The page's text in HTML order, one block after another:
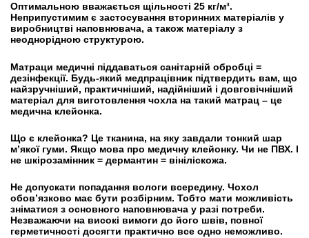
Оптимальною вважається щільності 25 кг/м³.
Неприпустимим є застосування вторинних матеріалів у
виробництві наповнювача, а також матеріалу з
неоднорідною структурою.
Матраци медичні піддаваться санітарній обробці =
дезінфекції. Будь-який медпрацівник підтвердить вам, що
найзручніший, практичніший, надійніший і довговічніший
матеріал для виготовлення чохла на такий матрац – це
медична клейонка.
Що є клейонка? Це тканина, на яку завдали тонкий шар
м’якої гуми. Якщо мова про медичну клейонку. Чи не ПВХ. І
не шкірозамінник = дермантин = вініліскожа.
Не допускати попадання вологи всередину. Чохол
обов’язково має бути розбірним. Тобто мати можливість
зніматися з основного наповнювача у разі потреби.
Незважаючи на високі вимоги до його швів, повної
герметичності досягти практично все одно неможливо.